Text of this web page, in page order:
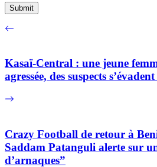
Kasaï-Central : une jeune
agressée, des suspects
Crazy Football de retour à
Saddam Patanguli alerte sur
d’arnaques”